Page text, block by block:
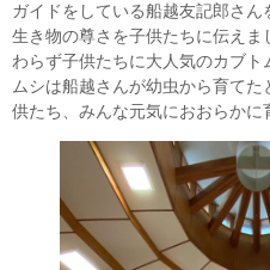
ガイドをしている船越友記郎さ
生き物の尊さを子供たちに伝え
わらず子供たちに大人気のカブ
ムシは船越さんが幼虫から育て
供たち、みんな元気におおらかに